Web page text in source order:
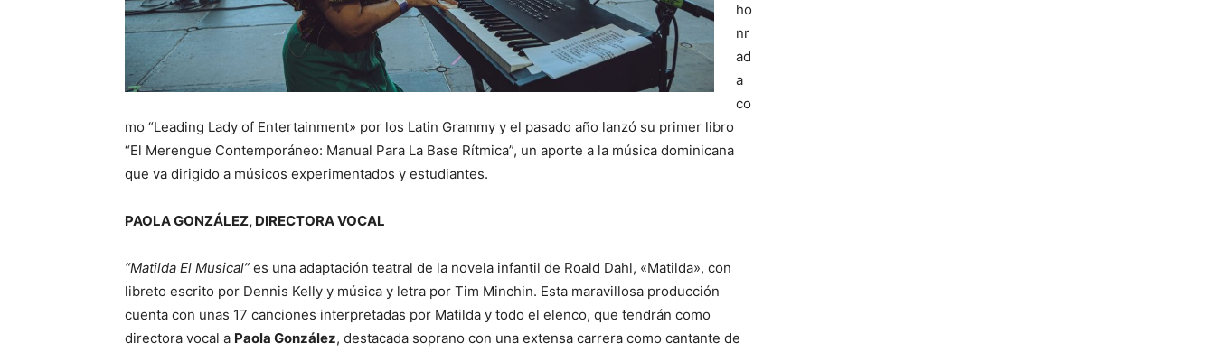
ho
nr
ad
a
co
mo “Leading Lady of Entertainment» por los Latin Grammy y el pasado año lanzó su primer libro
“El Merengue Contemporáneo: Manual Para La Base Rítmica”, un aporte a la música dominicana
que va dirigido a músicos experimentados y estudiantes.
PAOLA GONZÁLEZ, DIRECTORA VOCAL
“Matilda El Musical” es una adaptación teatral de la novela infantil de Roald Dahl, «Matilda», con
libreto escrito por Dennis Kelly y música y letra por Tim Minchin. Esta maravillosa producción
cuenta con unas 17 canciones interpretadas por Matilda y todo el elenco, que tendrán como
directora vocal a Paola González, destacada soprano con una extensa carrera como cantante de